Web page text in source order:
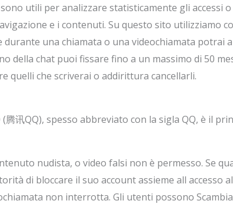
utili per analizzare statisticamente gli accessi
e i contenuti. Su questo sito utilizziamo
una chiamata o una videochiamata potrai
della chat puoi fissare fino a un massimo di 50
quelli che scriverai o addirittura cancellarli.
讯QQ), spesso abbreviato con la sigla QQ, è il
nudista, o video falsi non è permesso. Se
di bloccare il suo account assieme all accesso
non interrotta. Gli utenti possono